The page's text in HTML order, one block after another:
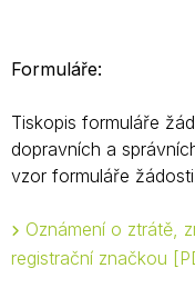
Formuláře:
Tiskopis formuláře
dopravních a
vzor formuláře
Oznámení o ztrátě,
registrační značkou